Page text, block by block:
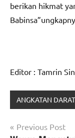
berikan hikmat
Editor : Tamrin
ANGKATAN DARAT
Navigasi
Previous Post